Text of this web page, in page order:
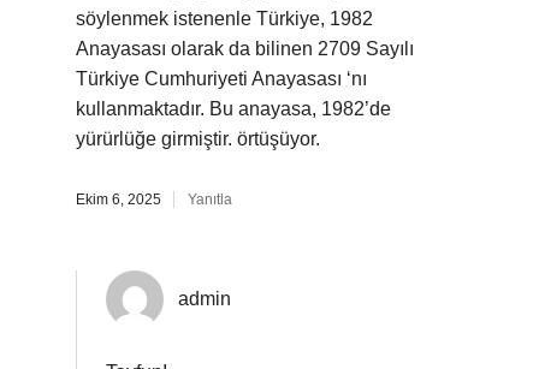
söylenmek istenenle Türkiye, 1982
Anayasası olarak da bilinen 2709 Sayılı
Türkiye Cumhuriyeti Anayasası ‘nı
kullanmaktadır. Bu anayasa, 1982’de
yürürlüğe girmiştir. örtüşüyor.
Ekim 6, 2025 Yanıtla
admin